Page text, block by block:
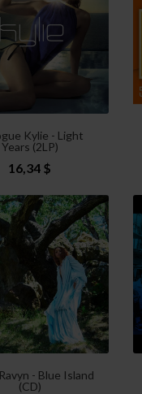
Kylie - Light
Years (2LP)
16,34 $
- Blue Island
(CD)